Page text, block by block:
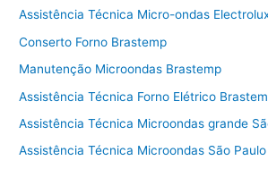
Assistência Técnica Micro-ondas
Conserto Forno Brastemp
Manutenção Microondas Brastemp
Assistência Técnica Forno Elétrico
Assistência Técnica Microondas grande
Assistência Técnica Microondas São Paulo